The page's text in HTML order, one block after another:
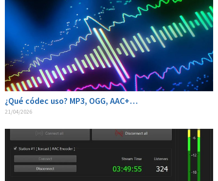
¿Qué códec uso? MP3, OGG, AAC+…
21/04/2026